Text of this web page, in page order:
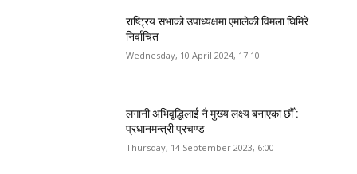
राष्ट्रिय सभाको उपाध्यक्षमा एमालेकी विमला घिमिरे
निर्वाचित
Wednesday, 10 April 2024, 17:10
लगानी अभिवृद्धिलाई नै मुख्य लक्ष्य बनाएका छौँ :
प्रधानमन्त्री प्रचण्ड
Thursday, 14 September 2023, 6:00